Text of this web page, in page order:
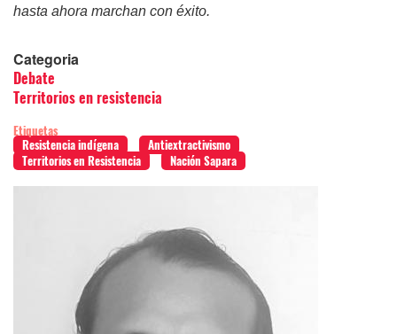
hasta ahora marchan con éxito.
Categoria
Debate
Territorios en resistencia
Etiquetas
Resistencia indígena
Antiextractivismo
Territorios en Resistencia
Nación Sapara